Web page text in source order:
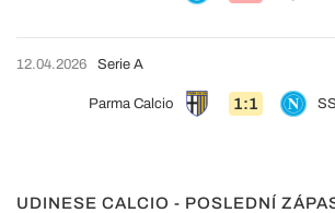
12.04.2026
Parma Calcio 1:1
Serie A
UDINESE CALCIO - POSLEDNÍ